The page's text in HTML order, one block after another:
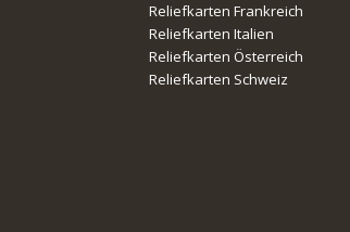
Reliefkarten Frankreich
Reliefkarten Italien
Reliefkarten Österreich
Reliefkarten Schweiz